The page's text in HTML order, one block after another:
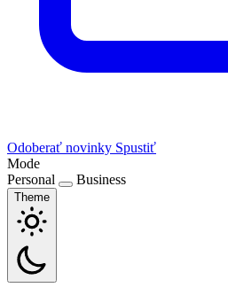
Odoberať novinky Spustiť
Mode
Personal
Business
Theme